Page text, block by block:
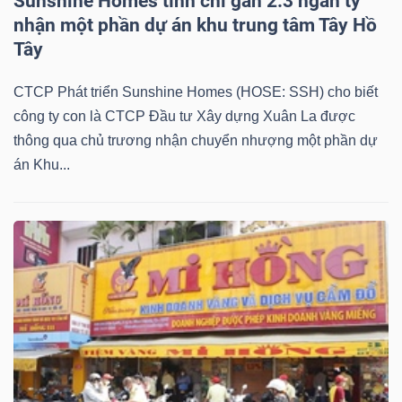
nhận một phần dự án khu trung tâm Tây Hồ
Tây
CTCP Phát triển Sunshine Homes (HOSE: SSH) cho biết
công ty con là CTCP Đầu tư Xây dựng Xuân La được
thông qua chủ trương nhận chuyển nhượng một phần dự
án Khu...
liệu
tài
chính